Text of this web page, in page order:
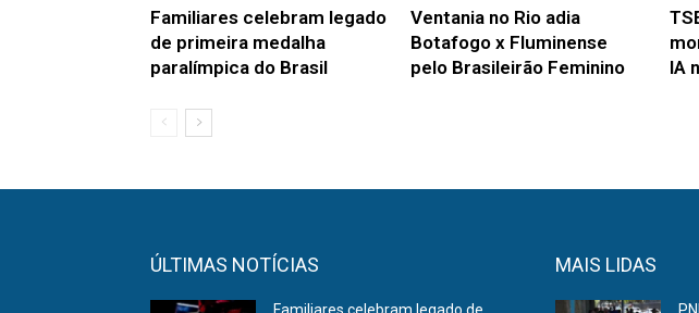
Familiares celebram legado
de primeira medalha
paralímpica do Brasil
Ventania no Rio adia
Botafogo x Fluminense
pelo Brasileirão Feminino
IA
ÚLTIMAS NOTÍCIAS MAIS LIDAS